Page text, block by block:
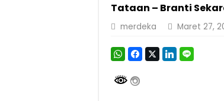
Tataan – Branti
merdeka Maret 27,